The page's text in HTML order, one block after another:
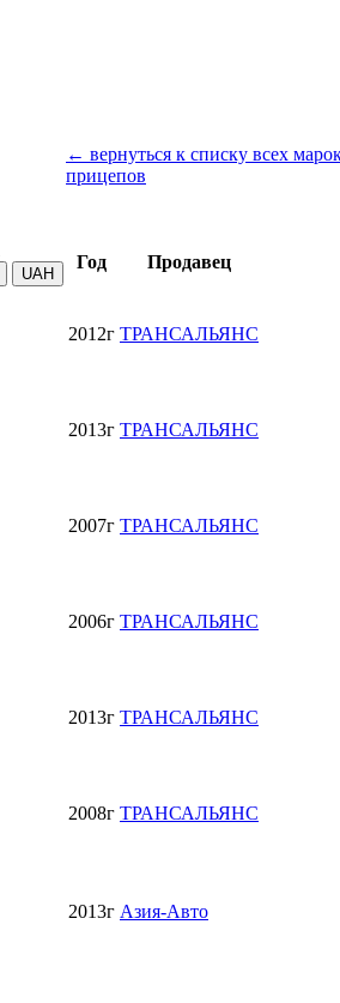
← вернуться к списку всех
прицепов
Год Продавец
2012г ТРАНСАЛЬЯНС
2013г ТРАНСАЛЬЯНС
2007г ТРАНСАЛЬЯНС
2006г ТРАНСАЛЬЯНС
2013г ТРАНСАЛЬЯНС
2008г ТРАНСАЛЬЯНС
2013г Азия-Авто